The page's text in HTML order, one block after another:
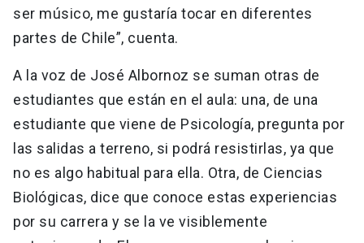
ser músico, me gustaría tocar en diferentes
partes de Chile”, cuenta.
A la voz de José Albornoz se suman otras de
estudiantes que están en el aula: una, de una
estudiante que viene de Psicología, pregunta por
las salidas a terreno, si podrá resistirlas, ya que
no es algo habitual para ella. Otra, de Ciencias
Biológicas, dice que conoce estas experiencias
por su carrera y se la ve visiblemente